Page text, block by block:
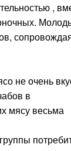
,
не очень
в
мясу весьма